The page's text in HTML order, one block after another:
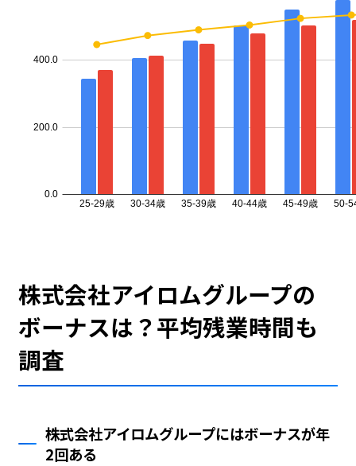
株式会社アイロムグループの
ボーナスは？平均残業時間も
調査
株式会社アイロムグループにはボーナスが年
2回ある